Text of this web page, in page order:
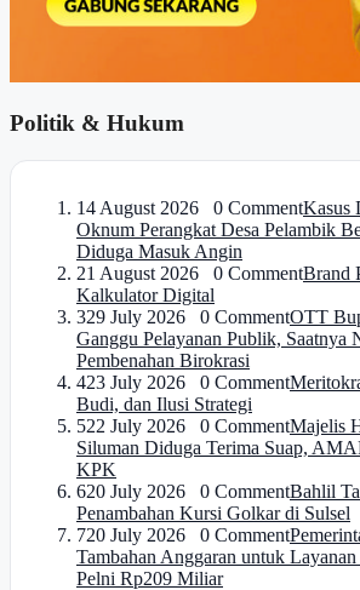
Politik & Hukum
14 August 2026 0 CommentKasus
Oknum Perangkat Desa Pelambik
Diduga Masuk Angin
21 August 2026 0 CommentBrand
Kalkulator Digital
329 July 2026 0 CommentOTT
Ganggu Pelayanan Publik, Saatnya
Pembenahan Birokrasi
423 July 2026 0 Comment
Budi, dan Ilusi Strategi
522 July 2026 0 CommentMajelis
Siluman Diduga Terima Suap,
KPK
620 July 2026 0 CommentBahlil
Penambahan Kursi Golkar di Sulsel
720 July 2026 0 Comment
Tambahan Anggaran untuk
Pelni Rp209 Miliar